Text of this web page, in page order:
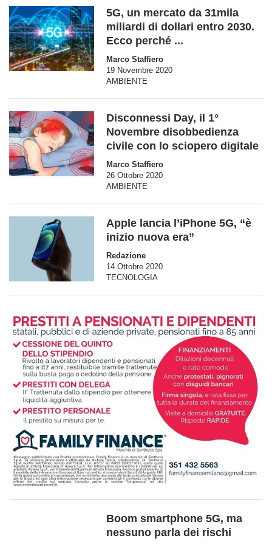
5G, un mercato da 31mila
miliardi di dollari entro 2030.
Ecco perché ...
Marco Staffiero
19 Novembre 2020
AMBIENTE
Disconnessi Day, il 1°
Novembre disobbedienza
civile con lo sciopero digitale
Marco Staffiero
26 Ottobre 2020
AMBIENTE
Apple lancia l’iPhone 5G, “è
inizio nuova era”
Redazione
14 Ottobre 2020
TECNOLOGIA
Boom smartphone 5G, ma
nessuno parla dei rischi